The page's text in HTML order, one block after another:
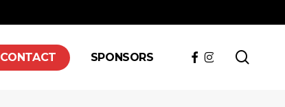
CONTACT SPONSORS FACEBOOK
INSTAGRAM